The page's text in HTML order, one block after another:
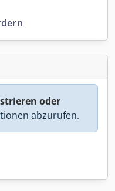
oder
abzurufen.